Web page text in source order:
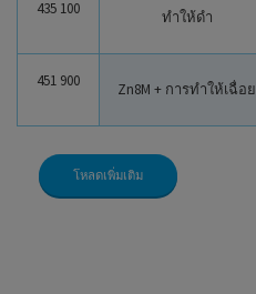
435 100 ทำให้ดำ
451 900 Zn8M + การทำให้เฉื่อย
โหลดเพิ่มเติม